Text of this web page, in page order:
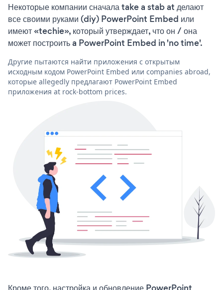
Некоторые компании сначала take a stab at делают
все своими руками (diy) PowerPoint Embed или
имеют «techie», который утверждает, что он / она
может построить a PowerPoint Embed in 'no time'.
Другие пытаются найти приложения с открытым
исходным кодом PowerPoint Embed или companies abroad,
которые allegedly предлагают PowerPoint Embed
приложения at rock-bottom prices.